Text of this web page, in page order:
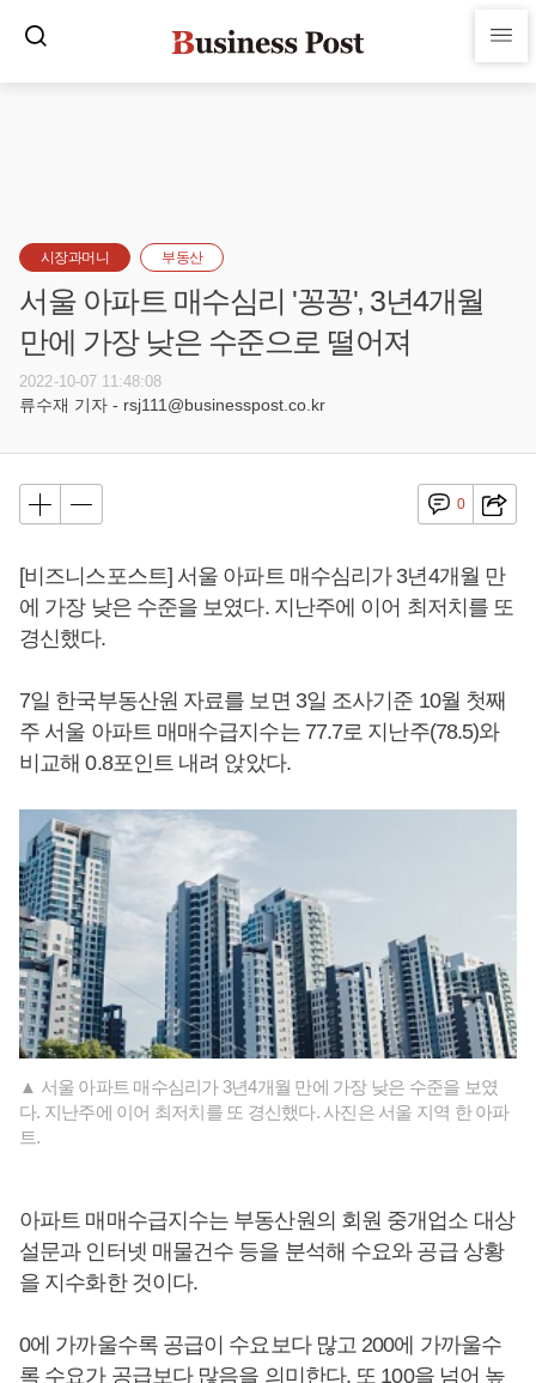
시장과머니 부동산
서울 아파트 매수심리 '꽁꽁', 3년4개월
만에 가장 낮은 수준으로 떨어져
2022-10-07 11:48:08
류수재 기자 - rsj111@businesspost.co.kr
0
[비즈니스포스트] 서울 아파트 매수심리가 3년4개월 만
에 가장 낮은 수준을 보였다. 지난주에 이어 최저치를 또
경신했다.
7일 한국부동산원 자료를 보면 3일 조사기준 10월 첫째
주 서울 아파트 매매수급지수는 77.7로 지난주(78.5)와
비교해 0.8포인트 내려 앉았다.
▲ 서울 아파트 매수심리가 3년4개월 만에 가장 낮은 수준을 보였
다. 지난주에 이어 최저치를 또 경신했다. 사진은 서울 지역 한 아파
트.
아파트 매매수급지수는 부동산원의 회원 중개업소 대상
설문과 인터넷 매물건수 등을 분석해 수요와 공급 상황
을 지수화한 것이다.
0에 가까울수록 공급이 수요보다 많고 200에 가까울수
록 수요가 공급보다 많음을 의미한다. 또 100을 넘어 높